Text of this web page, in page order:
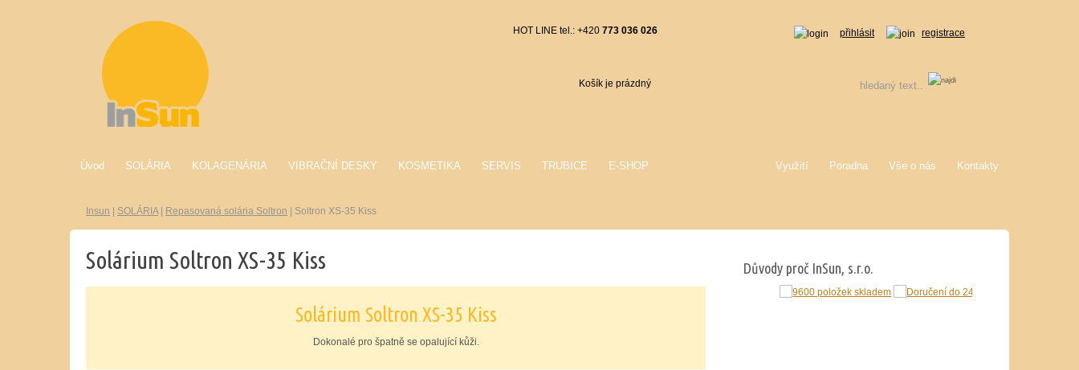
registrace
přihlásit
HOT LINE tel.: +420 773 036 026
Košík je prázdný
Úvod SOLÁRIA KOLAGENÁRIA VIBRAČNÍ DESKY KOSMETIKA SERVIS TRUBICE E-SHOP Kontakty
Vše o nás
Poradna
Využití
Insun SOLÁRIA| Repasovaná solária Soltron Soltron XS-35 Kiss
Solárium Soltron XS-35 Kiss
Solárium Soltron XS-35 Kiss
Dokonalé pro špatně se opalující kůži.
Důvody proč InSun, s.r.o.